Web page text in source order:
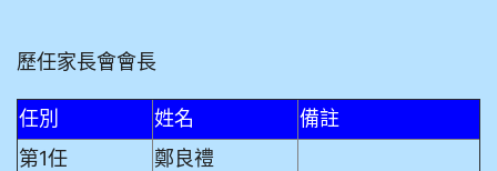
歷任家長會會長
任別 姓名
備註
第1任
鄭良禮